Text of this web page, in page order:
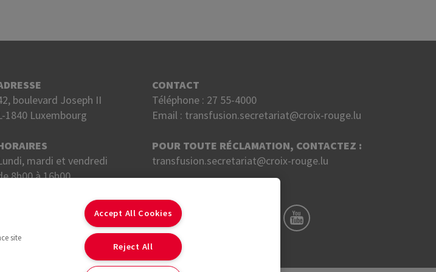
boulevard Joseph II
1840 Luxembourg
mardi et vendredi
8h00 à 16h00.
CONTACT
Téléphone : 27 55-4000
Email : transfusion.secretariat@croix-rouge.lu
POUR TOUTE RÉCLAMATION, CONTACTEZ :
transfusion.secretariat@croix-rouge.lu
site
Accept All Cookies
Reject All